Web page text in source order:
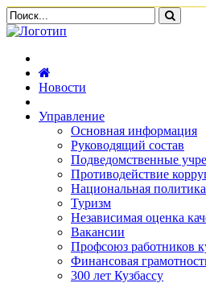
Новости
Управление
Основная информация
Руководящий состав
Подведомственные
Противодействие
Национальная политика
Туризм
Независимая оценка
Вакансии
Профсоюз работников
Финансовая
300 лет Кузбассу